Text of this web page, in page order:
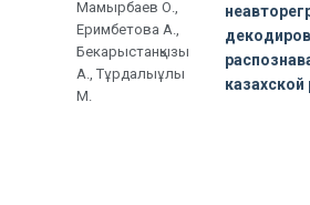
Мамырбаев О.,
Еримбетова А.,
Бекарыстанқызы
А., Тұрдалыұлы
М.
казахской